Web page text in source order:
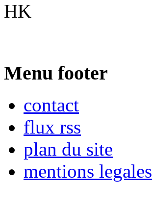
HK
Menu footer
contact
flux rss
plan du site
mentions legales